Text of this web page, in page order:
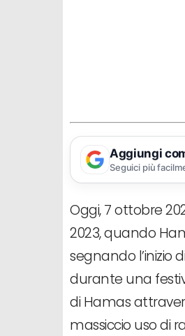
Aggiungi
Seguici più
Oggi, 7 ottobre
2023, quando
segnando l’inizio
durante una
di Hamas
massiccio uso di